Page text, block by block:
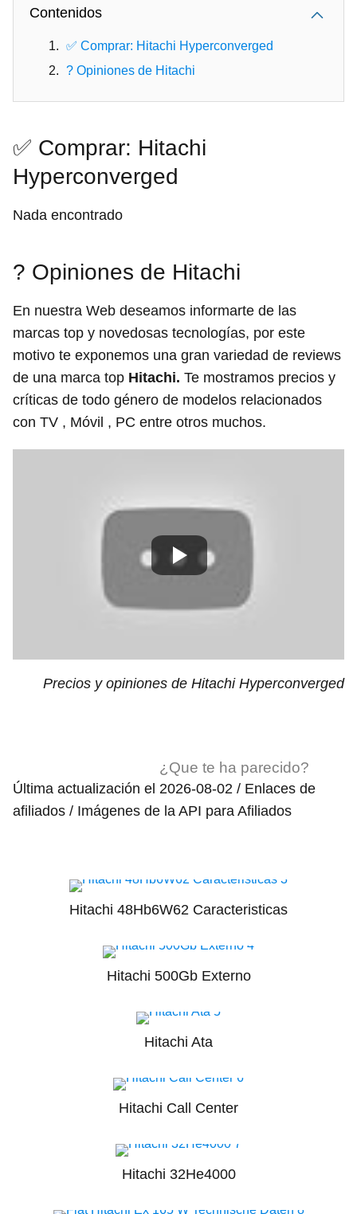
Contenidos
✅ Comprar: Hitachi Hyperconverged
? Opiniones de Hitachi
✅ Comprar: Hitachi
Hyperconverged
Nada encontrado
? Opiniones de Hitachi
En nuestra Web deseamos informarte de las
marcas top y novedosas tecnologías, por este
motivo te exponemos una gran variedad de reviews
de una marca top Hitachi. Te mostramos precios y
críticas de todo género de modelos relacionados
con TV , Móvil , PC entre otros muchos.
Precios y opiniones de Hitachi Hyperconverged
¿Que te ha parecido?
Última actualización el 2026-08-02 / Enlaces de
afiliados / Imágenes de la API para Afiliados
Hitachi 48Hb6W62 Caracteristicas
Hitachi 500Gb Externo
Hitachi Ata
Hitachi Call Center
Hitachi 32He4000